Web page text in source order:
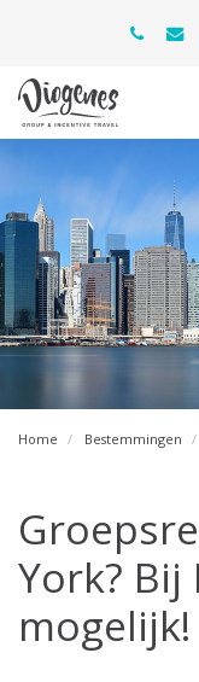
Home Bestemmingen
York?
mogelijk!